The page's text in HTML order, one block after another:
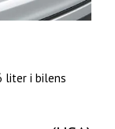
liter i bilens